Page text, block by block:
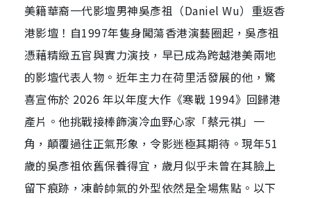
美籍華裔一代影壇男神吳彥祖（Daniel Wu）重返香
港影壇！自1997年隻身闖蕩香港演藝圈起，吳彥祖
憑藉精緻五官與實力演技，早已成為跨越港美兩地
的影壇代表人物。近年主力在荷里活發展的他，驚
喜宣佈於 2026 年以年度大作《寒戰 1994》回歸港
產片。他挑戰接棒飾演冷血野心家「蔡元祺」一
角，顛覆過往正氣形象，令影迷極其期待。現年51
歲的吳彥祖依舊保養得宜，歲月似乎未曾在其臉上
留下痕跡，凍齡帥氣的外型依然是全場焦點。以下